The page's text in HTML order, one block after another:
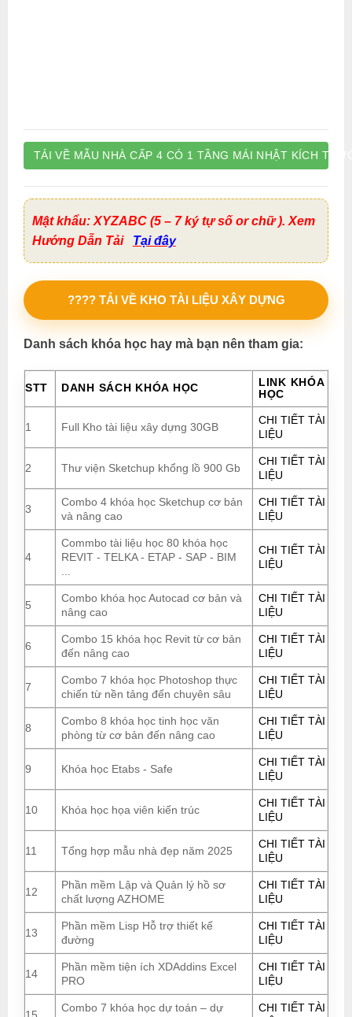
TẢI VỀ MẪU NHÀ CẤP 4 CÓ 1 TẦNG MÁI NHẬT KÍCH
Mật khẩu: XYZABC (5 – 7 ký tự số or chữ ). Xem
Hướng Dẫn Tải
Tại đây
???? TẢI VỀ KHO TÀI LIỆU XÂY DỰNG
Danh sách khóa học hay mà bạn nên tham gia:
STT DANH SÁCH KHÓA HỌC
LINK KHÓA
HỌC
1 Full Kho tài liệu xây dựng 30GB
CHI TIẾT TÀI
LIỆU
2 Thư viện Sketchup khổng lồ 900 Gb
CHI TIẾT TÀI
LIỆU
3
Combo 4 khóa học Sketchup cơ bản
và nâng cao
CHI TIẾT TÀI
LIỆU
4
Commbo tài liệu học 80 khóa học
REVIT - TELKA - ETAP - SAP - BIM
...
CHI TIẾT TÀI
LIỆU
5
Combo khóa học Autocad cơ bản và
nâng cao
CHI TIẾT TÀI
LIỆU
6
Combo 15 khóa học Revit từ cơ bản
đến nâng cao
CHI TIẾT TÀI
LIỆU
7
Combo 7 khóa học Photoshop thực
chiến từ nền tảng đến chuyên sâu
CHI TIẾT TÀI
LIỆU
8
Combo 8 khóa học tinh học văn
phòng từ cơ bản đến nâng cao
CHI TIẾT TÀI
LIỆU
9 Khóa học Etabs - Safe
CHI TIẾT TÀI
LIỆU
10 Khóa học họa viên kiến trúc
CHI TIẾT TÀI
LIỆU
11 Tổng hợp mẫu nhà đẹp năm 2025
CHI TIẾT TÀI
LIỆU
12
Phần mềm Lập và Quản lý hồ sơ
chất lượng AZHOME
CHI TIẾT TÀI
LIỆU
13
Phần mềm Lisp Hỗ trợ thiết kế
đường
CHI TIẾT TÀI
LIỆU
14
Phần mềm tiện ích XDAddins Excel
PRO
CHI TIẾT TÀI
LIỆU
Combo 7 khóa học dự toán – dự
CHI TIẾT TÀI